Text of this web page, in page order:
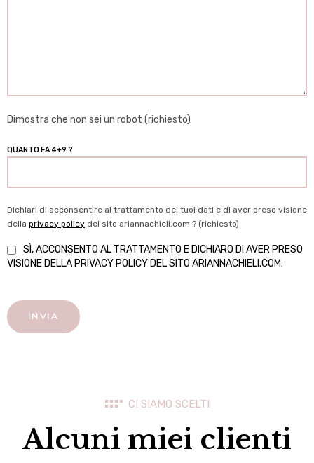
Dimostra che non sei un robot (richiesto)
QUANTO FA 4+9 ?
Dichiari di acconsentire al trattamento dei tuoi dati e di aver preso visione
della privacy policy del sito ariannachieli.com ? (richiesto)
SÌ, ACCONSENTO AL TRATTAMENTO E DICHIARO DI AVER PRESO
VISIONE DELLA PRIVACY POLICY DEL SITO ARIANNACHIELI.COM.
CI SIAMO SCELTI
Alcuni miei clienti